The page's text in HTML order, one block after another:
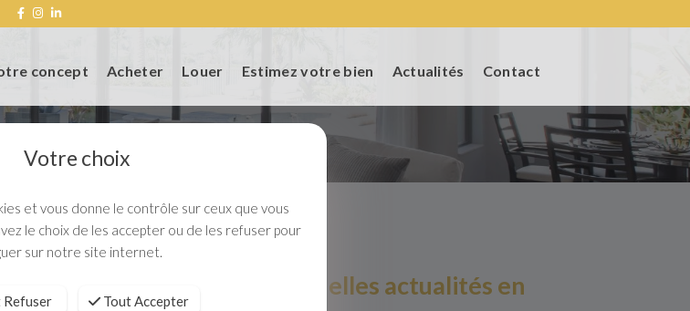
concept Acheter Louer Estimez votre bien Actualités Contact
: quelles actualités en
Non Professionnelle : quelles actualités en
Votre choix
et vous donne le contrôle sur ceux que vous
le choix de les accepter ou de les refuser pour
sur notre site internet.
Refuser Tout Accepter